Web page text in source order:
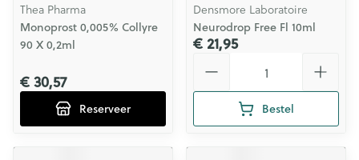
Thea Pharma
Monoprost 0,005% Collyre
90 X 0,2ml
€ 30,57
Reserveer
Densmore Laboratoire
Neurodrop Free Fl 10ml
€ 21,95
Bestel